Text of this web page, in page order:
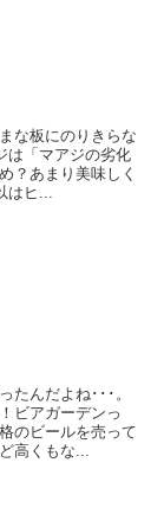
な板にのりきらな
は「マアジの劣化
？あまり美味しく
はヒ...
たんだよね･･･。
ビアガーデンっ
のビールを売って
高くもな...